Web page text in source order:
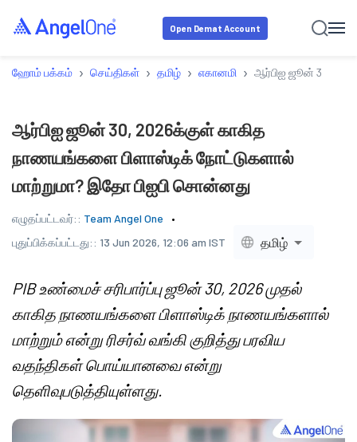
Open Demat Account
ஹோம் பக்கம் › செய்திகள் › தமிழ் › எகானமி › ஆர்பிஐ ஜூன் 30,
ஆர்பிஐ ஜூன் 30, 2026க்குள் காகித
நாணயங்களை பிளாஸ்டிக் நோட்டுகளால்
மாற்றுமா? இதோ பிஐபி சொன்னது
எழுதப்பட்டவர்:: Team Angel One
புதுப்பிக்கப்பட்டது:: 13 Jun 2026, 12:06 am IST தமிழ்
PIB உண்மைச் சரிபார்ப்பு ஜூன் 30, 2026 முதல்
காகித நாணயங்களை பிளாஸ்டிக் நாணயங்களால்
மாற்றும் என்று ரிசர்வ் வங்கி குறித்து பரவிய
வதந்திகள் பொய்யானவை என்று
தெளிவுபடுத்தியுள்ளது.